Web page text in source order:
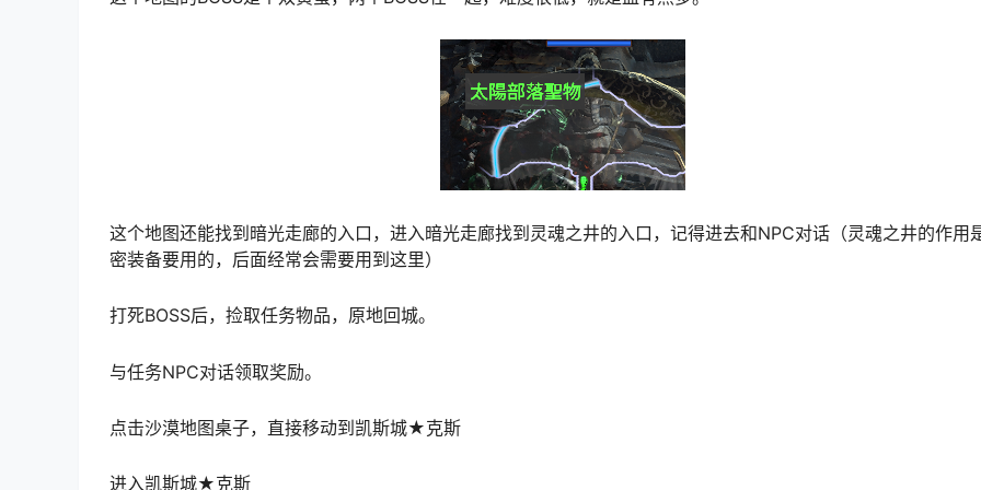
这个地图还能找到 暗光走廊的入口，进入暗光走廊找到 灵魂之井的入口，记得进去和NPC对话（灵魂之井的作用
密装备要用的，后面经常会需要用到这里）
打死BOSS后，捡取任务物品，原地回城。
与任务NPC对话领取奖励。
点击沙漠地图桌子，直接移动到凯斯城★克斯
进入凯斯城★克斯